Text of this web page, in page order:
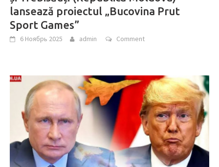
lansează proiectul „Bucovina Prut
Sport Games”
6 Ноябрь 2025 admin Comment